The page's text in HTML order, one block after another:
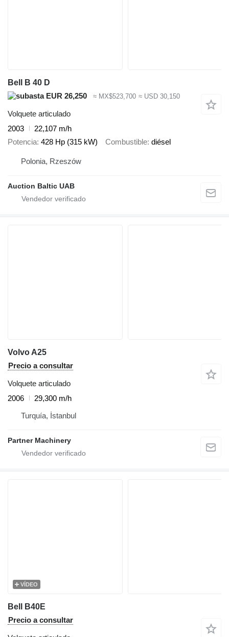
Bell B 40 D
EUR 26,250
≈ MX$523,700 ≈ USD 30,150
Volquete articulado
2003
22,107 m/h
Potencia 428 Hp (315 kW) Combustible diésel
Polonia, Rzeszów
Auction Baltic UAB
Volvo A25
Precio a consultar
Volquete articulado
2006
29,300 m/h
Turquía, İstanbul
Partner Machinery
VÍDEO
Bell B40E
Precio a consultar